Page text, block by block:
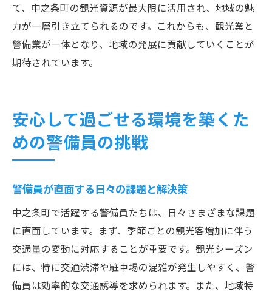
て、中之条町の観光資源が最大限に活用され、地域の魅
力が一層引き立てられるのです。これからも、観光業と
警備業が一体となり、地域の発展に貢献していくことが
期待されています。
安心して過ごせる環境を築くた
めの警備員の挑戦
警備員が直面する日々の課題と解決策
中之条町で活躍する警備員たちは、日々さまざまな課題
に直面しています。まず、季節ごとの観光客増加に伴う
交通量の変動に対応することが重要です。観光シーズン
には、特に交通渋滞や駐車場の混雑が発生しやすく、警
備員は効率的な交通誘導を求められます。また、地域特